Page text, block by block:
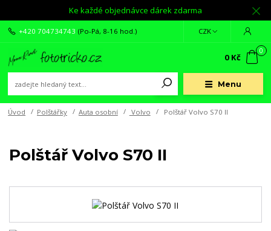
Ke každé objednávce dárek zdarma
Menu
CZK
+420 704734743 (Po-Pá, 8-16 hod.)
0
0 Kč
Úvod Polštářky Auta osobní Volvo Polštář Volvo S70 II
Polštář Volvo S70 II